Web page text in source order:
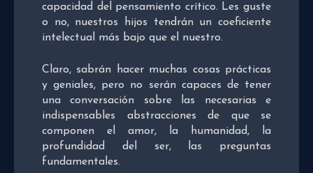
capacidad del pensamiento crítico. Les guste
o no, nuestros hijos tendrán un coeficiente
intelectual más bajo que el nuestro.
Claro, sabrán hacer muchas cosas prácticas
y geniales, pero no serán capaces de tener
una conversación sobre las necesarias e
indispensables abstracciones de que se
componen el amor, la humanidad, la
profundidad del ser, las preguntas
fundamentales.